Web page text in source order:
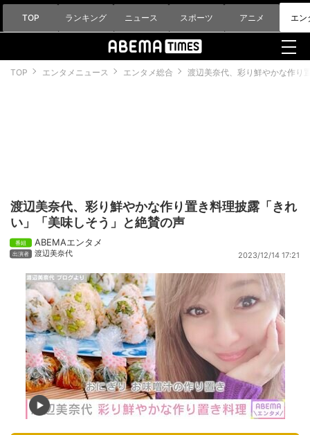
TOP ランキング ニュース スポーツ アニメ エン
TOP エンタメニュース エンタメ総合 渡辺美奈代、彩り鮮やかな作り
渡辺美奈代、彩り鮮やかな作り置き料理披露「きれ
い」「美味しそう」と絶賛の声
ABEMAエンタメ
渡辺美奈代 2023/12/14 17:21